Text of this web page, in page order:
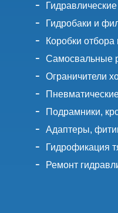
Гидробаки и
Коробки
Самосвальные
Ограничители
Подрамники,
Адаптеры,
Гидрофикация
Ремонт